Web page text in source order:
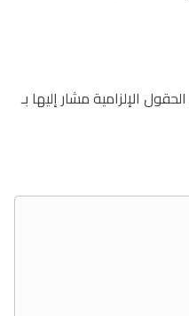
الحقول الإلزامية مشار إليها بـ